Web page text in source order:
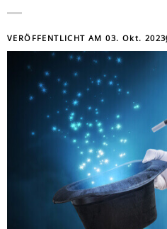
VERÖFFENTLICHT AM03. Okt. 2023